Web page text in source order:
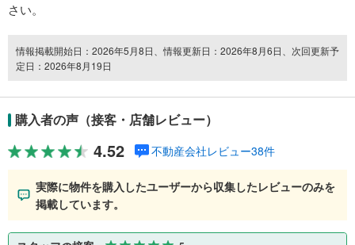
さい。
情報掲載開始日：2026年5月8日、情報更新日：2026年8月6日、次回更新予
定日：2026年8月19日
購入者の声（接客・店舗レビュー）
4.52 不動産会社レビュー38件
実際に物件を購入したユーザーから収集したレビューのみを
掲載しています。